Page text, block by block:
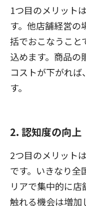
1つ目のメリット
す。他店舗経営
括でおこなうこと
込めます。商品の
コストが下がれ
す。
2. 認知度の向上
2つ目のメリット
です。いきなり全
リアで集中的に
触れる機会は増加